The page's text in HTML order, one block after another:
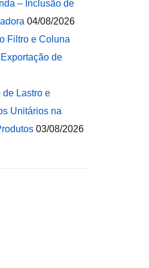
– Inclusão de
04/08/2026
Filtro e Coluna
de
de Lastro e
Unitários na
03/08/2026